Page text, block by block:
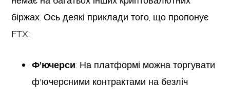
біржах. Ось деякі приклади того, що пропонує
FTX:
Ф'ючерси: На платформі можна торгувати
ф'ючерсними контрактами на безліч